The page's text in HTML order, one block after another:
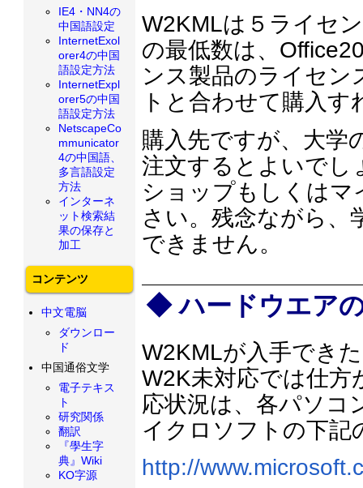
W2KMLは５ライセ
の最低数は、
ンス製品のライセン
トと合わせて購入
購入先ですが、大学
注文するとよいでし
ショップもしくは
さい。残念ながら、
できません。
ハードウエア
W2KMLが入手でき
W2K未対応では仕
応状況は、各パソコ
イクロソフトの下記
http://
IE4・NN4の
中国語設定
InternetExol
orer4の中国
語設定方法
InternetExpl
orer5の中国
語設定方法
NetscapeCo
mmunicator
4の中国語、
多言語設定
方法
インターネ
ット検索結
果の保存と
加工
コンテンツ
中文電脳
ダウンロー
ド
中国通俗文学
電子テキス
ト
研究関係
翻訳
『學生字
典』Wiki
KO字源